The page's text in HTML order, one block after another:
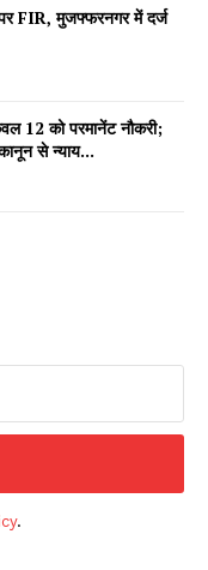
पर FIR, मुजफ्फरनगर में दर्ज
12 को परमानेंट नौकरी;
से न्याय...
.